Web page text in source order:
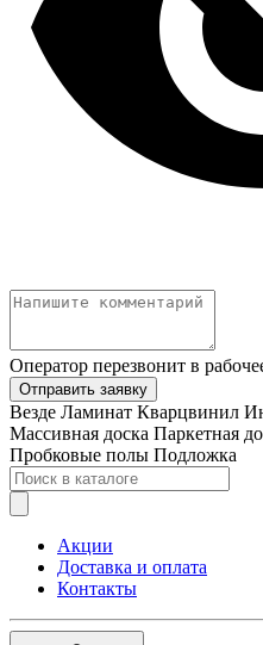
Оператор перезвонит в
Отправить заявку
Везде Ламинат Кварцвинил
Массивная доска Паркетная
Пробковые полы Подложка
Акции
Доставка и оплата
Контакты